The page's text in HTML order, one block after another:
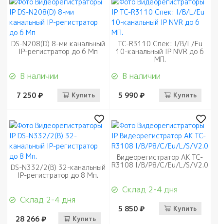
DS-N208(D) 8-ми канальный
IP-регистратор до 6 Мп
В наличии
7 250 ₽ Купить
TC-R3110 Спек: I/B/L/Eu
10-канальный IP NVR до 6
МП.
В наличии
5 990 ₽ Купить
DS-N332/2(B) 32-канальный
IP-регистратор до 8 Мп.
Склад 2-4 дня
28 266 ₽ Купить
Видеорегистратор AK TC-
R3108 I/B/P8/C/Eu/L/S/V2.0
Склад 2-4 дня
5 850 ₽ Купить